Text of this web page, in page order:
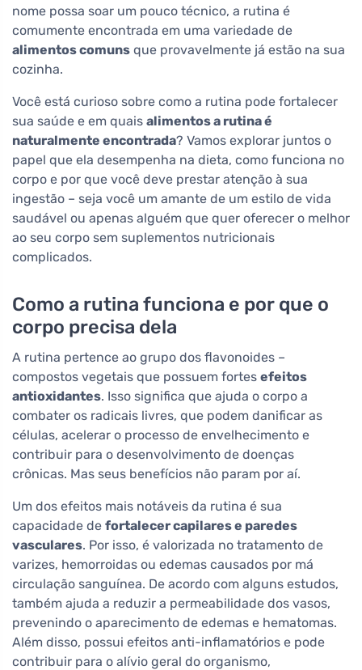
nome possa soar um pouco técnico, a rutina é
comumente encontrada em uma variedade de
alimentos comuns que provavelmente já estão na sua
cozinha.
Você está curioso sobre como a rutina pode fortalecer
sua saúde e em quais alimentos a rutina é
naturalmente encontrada? Vamos explorar juntos o
papel que ela desempenha na dieta, como funciona no
corpo e por que você deve prestar atenção à sua
ingestão – seja você um amante de um estilo de vida
saudável ou apenas alguém que quer oferecer o melhor
ao seu corpo sem suplementos nutricionais
complicados.
Como a rutina funciona e por que o
corpo precisa dela
A rutina pertence ao grupo dos flavonoides –
compostos vegetais que possuem fortes efeitos
antioxidantes. Isso significa que ajuda o corpo a
combater os radicais livres, que podem danificar as
células, acelerar o processo de envelhecimento e
contribuir para o desenvolvimento de doenças
crônicas. Mas seus benefícios não param por aí.
Um dos efeitos mais notáveis da rutina é sua
capacidade de fortalecer capilares e paredes
vasculares. Por isso, é valorizada no tratamento de
varizes, hemorroidas ou edemas causados por má
circulação sanguínea. De acordo com alguns estudos,
também ajuda a reduzir a permeabilidade dos vasos,
prevenindo o aparecimento de edemas e hematomas.
Além disso, possui efeitos anti-inflamatórios e pode
contribuir para o alívio geral do organismo,